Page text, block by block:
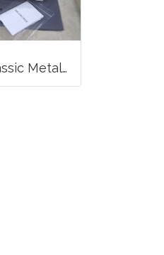
Balenciaga Classic Metallic Edge City Bag